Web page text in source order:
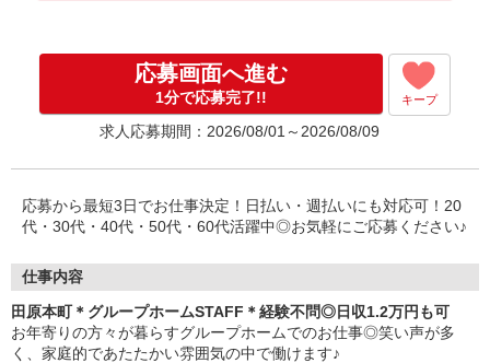
応募画面へ進む
1分で応募完了!! キープ
求人応募期間：2026/08/01～2026/08/09
応募から最短3日でお仕事決定！日払い・週払いにも対応可！20
代・30代・40代・50代・60代活躍中◎お気軽にご応募ください♪
仕事内容
田原本町＊グループホームSTAFF＊経験不問◎日収1.2万円も可
お年寄りの方々が暮らすグループホームでのお仕事◎笑い声が多
く、家庭的であたたかい雰囲気の中で働けます♪